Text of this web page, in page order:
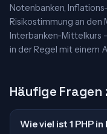
Notenbanken,
Risikostimmung an
Interbanken-Mittelkurs
in der Regel mit einem
Häufige Fragen
Wie viel ist 1 PHP in